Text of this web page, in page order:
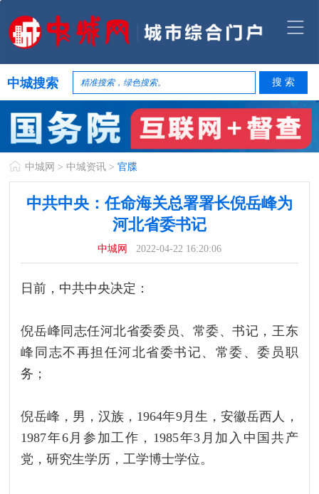
中城搜索
中城网 > 中城资讯 >官牒
中共中央：任命海关总署署长倪岳峰为
河北省委书记
中城网 2022-04-22 16:20:06
日前，中共中央决定：
倪岳峰同志任河北省委委员、常委、书记，王东
峰同志不再担任河北省委书记、常委、委员职
务；
倪岳峰，男，汉族，1964年9月生，安徽岳西人，
1987年6月参加工作，1985年3月加入中国共产
党，研究生学历，工学博士学位。